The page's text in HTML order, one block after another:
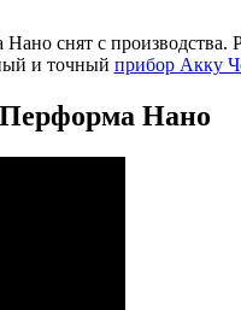
снят с производства.
и точный прибор Акку
Нано